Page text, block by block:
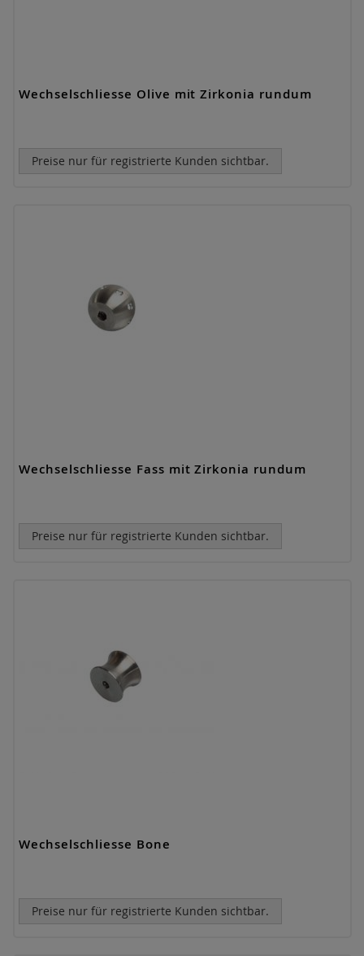
Wechselschliesse Olive mit Zirkonia rundum
Preise nur für registrierte Kunden sichtbar.
Wechselschliesse Fass mit Zirkonia rundum
Preise nur für registrierte Kunden sichtbar.
Wechselschliesse Bone
Preise nur für registrierte Kunden sichtbar.